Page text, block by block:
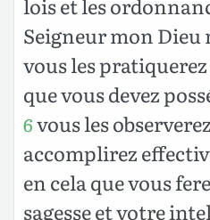
Seigneur mon Dieu
vous les
que vous devez
6vous les
accomplirez
en cela que vous
sagesse et votre